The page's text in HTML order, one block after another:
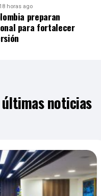
18 horas ago
preparan
para fortalecer
noticias